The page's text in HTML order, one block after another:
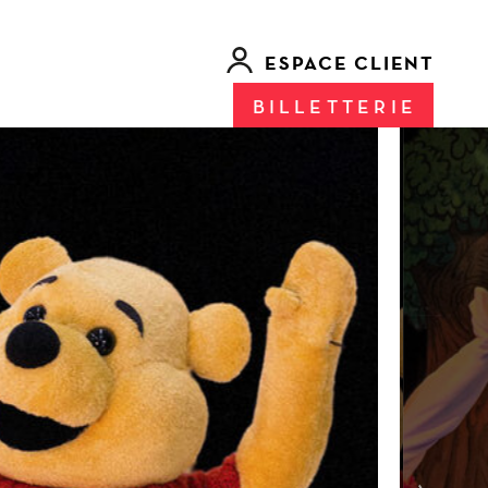
ESPACE CLIENT
BILLETTERIE